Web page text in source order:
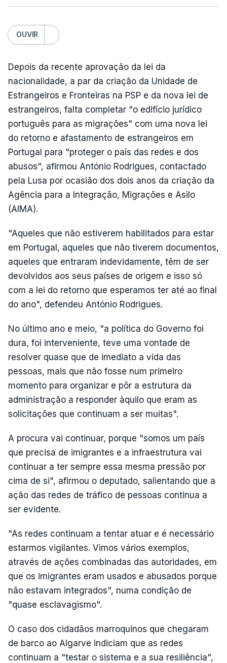
OUVIR
Depois da recente aprovação da lei da
nacionalidade, a par da criação da Unidade de
Estrangeiros e Fronteiras na PSP e da nova lei de
estrangeiros, falta completar "o edifício jurídico
português para as migrações" com uma nova lei
do retorno e afastamento de estrangeiros em
Portugal para "proteger o país das redes e dos
abusos", afirmou António Rodrigues, contactado
pela Lusa por ocasião dos dois anos da criação da
Agência para a Integração, Migrações e Asilo
(AIMA).
"Aqueles que não estiverem habilitados para estar
em Portugal, aqueles que não tiverem documentos,
aqueles que entraram indevidamente, têm de ser
devolvidos aos seus países de origem e isso só
com a lei do retorno que esperamos ter até ao final
do ano", defendeu António Rodrigues.
No último ano e meio, "a política do Governo foi
dura, foi interveniente, teve uma vontade de
resolver quase que de imediato a vida das
pessoas, mais que não fosse num primeiro
momento para organizar e pôr a estrutura da
administração a responder àquilo que eram as
solicitações que continuam a ser muitas".
A procura vai continuar, porque "somos um país
que precisa de imigrantes e a infraestrutura vai
continuar a ter sempre essa mesma pressão por
cima de si", afirmou o deputado, salientando que a
ação das redes de tráfico de pessoas continua a
ser evidente.
"As redes continuam a tentar atuar e é necessário
estarmos vigilantes. Vimos vários exemplos,
através de ações combinadas das autoridades, em
que os imigrantes eram usados e abusados porque
não estavam integrados", numa condição de
"quase esclavagismo".
O caso dos cidadãos marroquinos que chegaram
de barco ao Algarve indiciam que as redes
continuam a "testar o sistema e a sua resiliência",